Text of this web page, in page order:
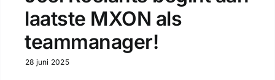
laatste MXON als
teammanager!
28 juni 2025